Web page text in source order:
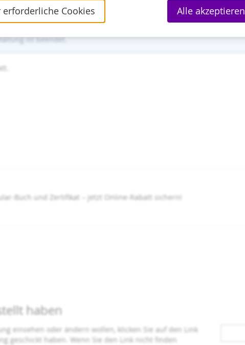
Expert (GDE)
ist beendet.
Buch und Zertifikat – jetzt Online-Rabatt sichern!
haben
einsehen oder ändern wollen, klicken Sie auf den Link
geschickt haben. Wenn Sie den Link nicht finden
erforderliche Cookies Alle akzeptieren